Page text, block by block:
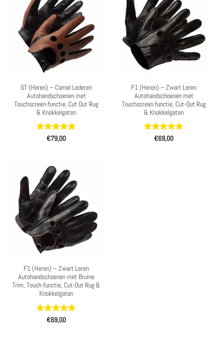
GT (Heren) – Camel Lederen
Autohandschoenen met
Touchscreen-functie, Cut Out Rug
& Knokkelgaten
Waardering
€79,00
F1 (Heren) – Zwart Leren
Autohandschoenen met
Touchscreen functie, Cut-Out Rug
& Knokkelgaten
Waardering
€69,00
F1 (Heren) – Zwart Leren
Autohandschoenen met Bruine
Trim, Touch-functie, Cut-Out Rug &
Knokkelgaten
Waardering
€69,00